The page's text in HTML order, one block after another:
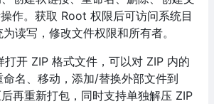
作。获取 Root 权限后可访问系统目
读写，修改文件权限和所有者。
打开 ZIP 格式文件，可以对 ZIP 内的
名、移动，添加/替换外部文件到
再重新打包，同时支持单独解压 ZIP